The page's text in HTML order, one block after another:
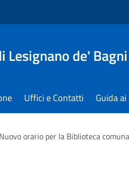
Lesignano de' Bagni
Uffici e Contatti Guida
orario per la Biblioteca